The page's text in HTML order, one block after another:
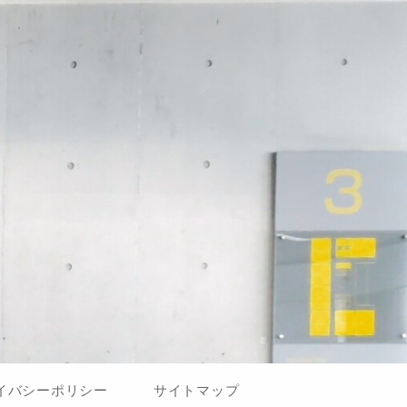
バシーポリシー サイトマップ